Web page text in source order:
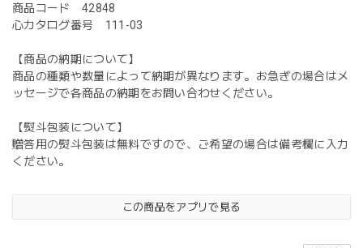
商品コード 42848
心カタログ番号 111-03
【商品の納期について】
商品の種類や数量によって納期が異なります。お急ぎの場合はメ
ッセージで各商品の納期をお問い合わせください。
【熨斗包装について】
贈答用の熨斗包装は無料ですので、ご希望の場合は備考欄に入力
ください。
この商品をアプリで見る